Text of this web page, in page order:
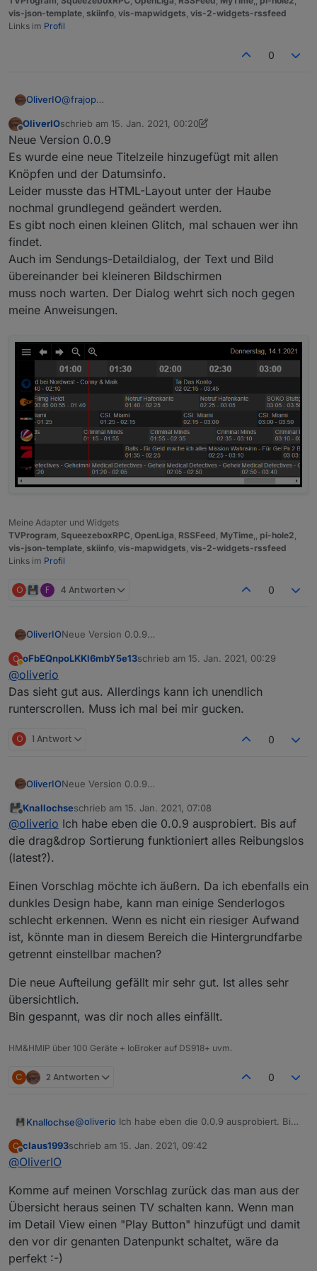
vis-json-template, skiinfo, vis-mapwidgets, vis-2-widgets-rssfeed
Links im Profil
0
OliverIO@frajop
Offline
OliverIOschrieb am 15. Jan. 2021, 00:20
zuletzt editiert von OliverIO
Neue Version 0.0.9
Es wurde eine neue Titelzeile hinzugefügt mit allen
Knöpfen und der Datumsinfo.
Leider musste das HTML-Layout unter der Haube
nochmal grundlegend geändert werden.
Es gibt noch einen kleinen Glitch, mal schauen wer ihn
findet.
Auch im Sendungs-Detaildialog, der Text und Bild
übereinander bei kleineren Bildschirmen
muss noch warten. Der Dialog wehrt sich noch gegen
meine Anweisungen.
Meine Adapter und Widgets
TVProgram, SqueezeboxRPC, OpenLiga, RSSFeed, MyTime,, pi-hole2,
vis-json-template, skiinfo, vis-mapwidgets, vis-2-widgets-rssfeed
Links im Profil
O F 4 Antworten 0
OliverIONeue Version 0.0.9
Knöpfen und der Datumsinfo.
nochmal grundlegend geändert werden.
Es gibt noch einen kleinen Glitch, mal schauen wer
ihn findet.
übereinander bei kleineren Bildschirmen
O
Abwesend
oFbEQnpoLKKl6mbY5e13schrieb am 15. Jan. 2021, 00:29
zuletzt editiert von
@oliverio
Das sieht gut aus. Allerdings kann ich unendlich
runterscrollen. Muss ich mal bei mir gucken.
O 1 Antwort 0
OliverIONeue Version 0.0.9
Knöpfen und der Datumsinfo.
Leider musste das HTML-Layout unter der Haube
nochmal grundlegend geändert werden.
Es gibt noch einen kleinen Glitch, mal schauen wer
übereinander bei kleineren Bildschirmen
muss noch warten. Der Dialog wehrt sich noch gegen
meine Anweisungen.
Offline
Knallochseschrieb am 15. Jan. 2021, 07:08
zuletzt editiert von
@oliverio Ich habe eben die 0.0.9 ausprobiert. Bis auf
die drag&drop Sortierung funktioniert alles Reibungslos
(latest?).
Einen Vorschlag möchte ich äußern. Da ich ebenfalls ein
dunkles Design habe, kann man einige Senderlogos
schlecht erkennen. Wenn es nicht ein riesiger Aufwand
ist, könnte man in diesem Bereich die Hintergrundfarbe
getrennt einstellbar machen?
Die neue Aufteilung gefällt mir sehr gut. Ist alles sehr
übersichtlich.
Bin gespannt, was dir noch alles einfällt.
HM&HMIP über 100 Geräte + IoBroker auf DS918+ uvm.
C 2 Antworten 0
Knallochse@oliverio Ich habe eben die 0.0.9 ausprobiert. Bis
Reibungslos (latest?).
Einen Vorschlag möchte ich äußern. Da ich
nicht ein riesiger Aufwand ist, könnte man in
diesem Bereich die Hintergrundfarbe getrennt
sehr übersichtlich.
Bin gespannt, was dir noch alles einfällt.
C
Offline
claus1993schrieb am 15. Jan. 2021, 09:42
zuletzt editiert von
@OliverIO
Komme auf meinen Vorschlag zurück das man aus der
Übersicht heraus seinen TV schalten kann. Wenn man
im Detail View einen "Play Button" hinzufügt und damit
den vor dir genanten Datenpunkt schaltet, wäre da
perfekt :-)